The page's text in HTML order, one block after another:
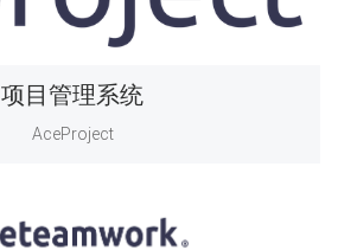
项目管理系统
AceProject